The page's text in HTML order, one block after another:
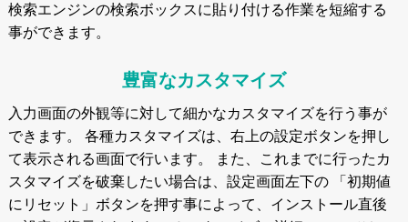
検索エンジンの検索ボックスに貼り付ける作業を短縮する
事ができます。
豊富なカスタマイズ
入力画面の外観等に対して細かなカスタマイズを行う事が
できます。 各種カスタマイズは、右上の設定ボタンを押し
て表示される画面で行います。 また、これまでに行ったカ
スタマイズを破棄したい場合は、設定画面左下の 「初期値
にリセット」ボタンを押す事によって、インストール直後